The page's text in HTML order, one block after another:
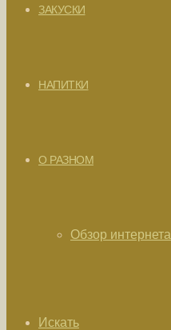
ЗАКУСКИ
НАПИТКИ
О РАЗНОМ
Обзор интернета
Искать